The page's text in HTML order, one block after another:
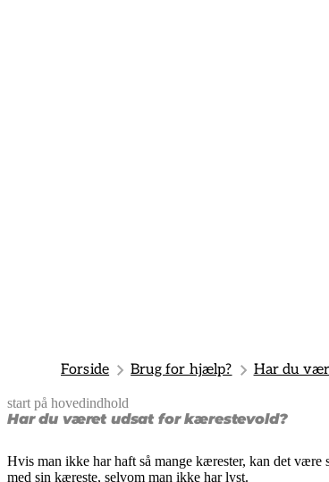
Forside Brug for hjælp? Har du
start på hovedindhold
Har du været udsat for kærestevold?
senest opdateret 3. februar 2025
Hvis man ikke har haft så mange kærester, kan det
med sin kæreste, selvom man ikke har lyst.